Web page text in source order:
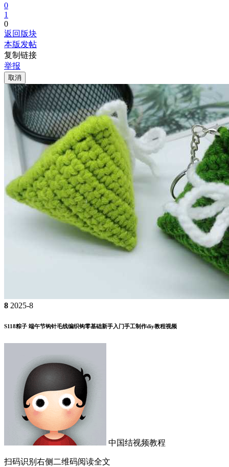
0
1
0
返回版块
本版发帖
复制链接
举报
取消
8 2025-8
S118粽子 端午节钩针毛线编织钩零基础新手入门手工制作diy教程视频
中国结视频教程
扫码识别右侧二维码阅读全文